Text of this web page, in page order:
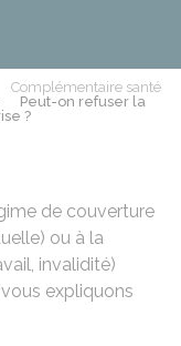
Complémentaire santé
Peut-on refuser la
?
de couverture
ou à la
invalidité)
expliquons